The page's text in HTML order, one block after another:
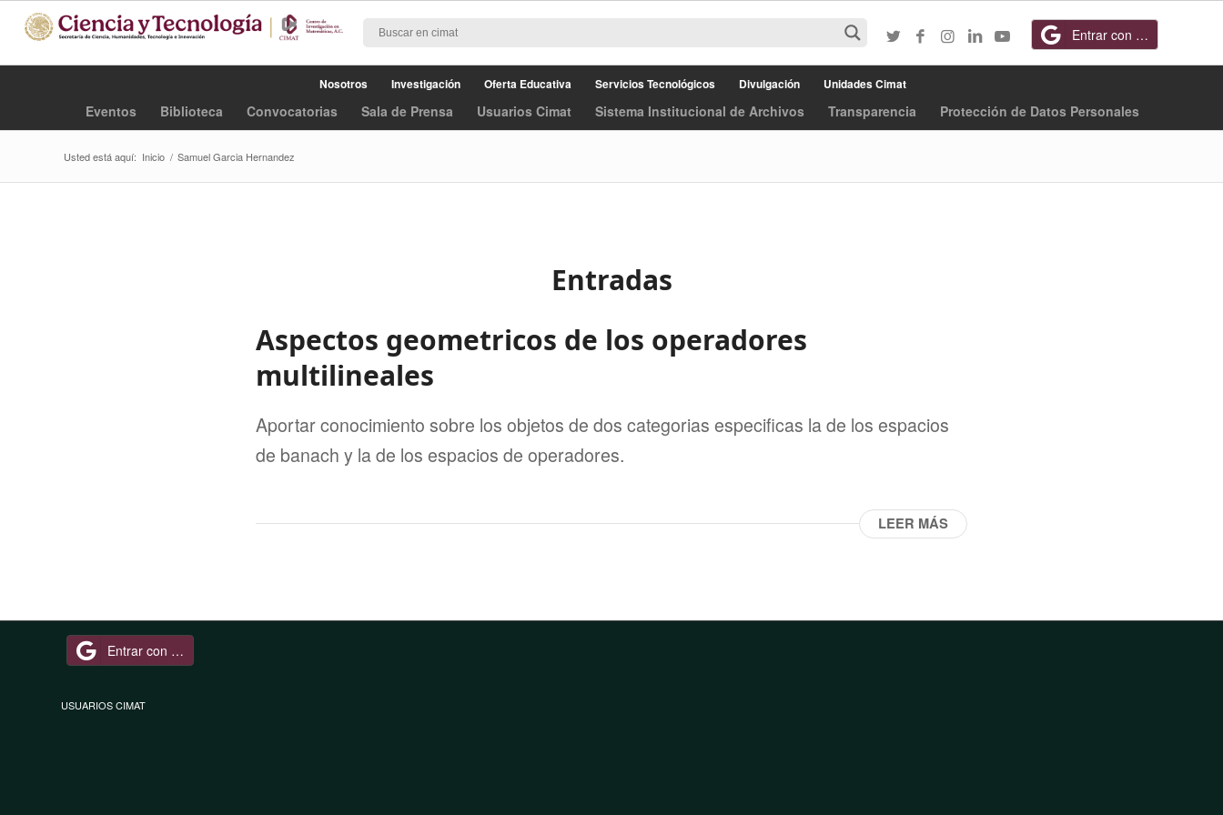
Entrar con Google
Nosotros Investigación Oferta Educativa Servicios Tecnológicos Divulgación Unidades Cimat
Eventos Biblioteca Convocatorias Sala de Prensa Usuarios Cimat Sistema Institucional de Archivos Transparencia Protección de Datos Personales
Usted está aquí: Inicio / Samuel Garcia Hernandez
Entradas
Aspectos geometricos de los operadores
multilineales
Aportar conocimiento sobre los objetos de dos categorias especificas la de los espacios
de banach y la de los espacios de operadores.
LEER MÁS
Entrar con Google
USUARIOS CIMAT